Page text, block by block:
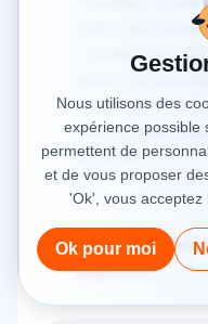
2000,
L’entreprise
motorisées)
devis gratuit.
64 89 64.
METAL 2000
urgence ?
Nous utilisons des
expérience possible
permettent de
et de vous proposer
'Ok', vous acceptez
Ok pour moi